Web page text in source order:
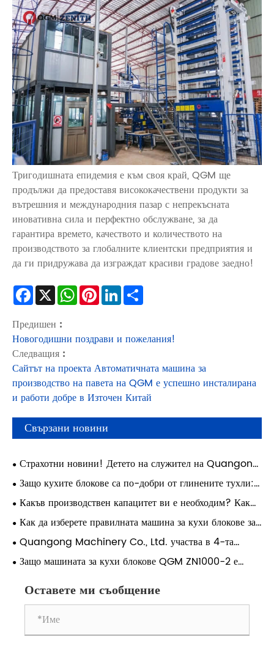
Тригодишната епидемия е към своя край, QGM ще
продължи да предоставя висококачествени продукти за
вътрешния и международния пазар с непрекъсната
иновативна сила и перфектно обслужване, за да
гарантира времето, качеството и количеството на
производството за глобалните клиентски предприятия и
да ги придружава да изграждат красиви градове заедно!
Facebook
X WhatsApp
PinterestLinkedIn
Предишен :
Новогодишни поздрави и пожелания!
Следващия :
Сайтът на проекта Автоматичната машина за
производство на павета на QGM е успешно инсталирана
и работи добре в Източен Китай
Свързани новини
Страхотни новини! Детето на служител на Quangong
Machinery Co., Ltd. е постигнало академичен успех и е
реализирало мечтата си да посещава университета Xi'an
Jiaotong.
Защо кухите блокове са по-добри от глинените тухли:
Ръководство за модерно строителство
Какъв производствен капацитет ви е необходим? Как
да изберете правилната машина за блокове за вашата
фабрика
Как да изберете правилната машина за кухи блокове за
вашата фабрика?
Quangong Machinery Co., Ltd. участва в 4-та
конференция за технически обмен за цялостно
оползотворяване на твърди отпадъци от въглища
Защо машината за кухи блокове QGM ZN1000-2 е
кухи блокове
Оставете ми съобщение